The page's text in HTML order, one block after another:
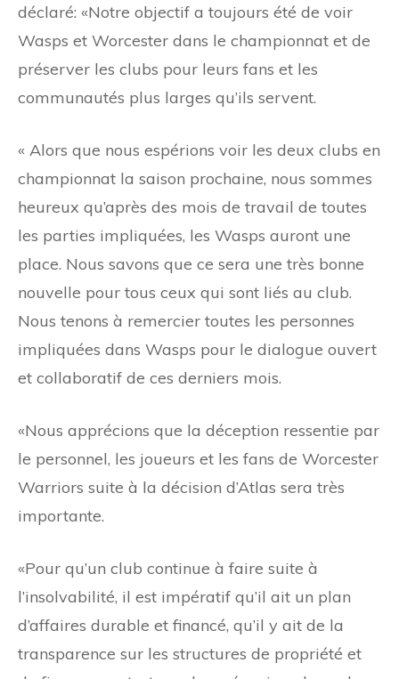
déclaré: «Notre objectif a toujours été de voir
Wasps et Worcester dans le championnat et de
préserver les clubs pour leurs fans et les
communautés plus larges qu’ils servent.
« Alors que nous espérions voir les deux clubs en
championnat la saison prochaine, nous sommes
heureux qu’après des mois de travail de toutes
les parties impliquées, les Wasps auront une
place. Nous savons que ce sera une très bonne
nouvelle pour tous ceux qui sont liés au club.
Nous tenons à remercier toutes les personnes
impliquées dans Wasps pour le dialogue ouvert
et collaboratif de ces derniers mois.
«Nous apprécions que la déception ressentie par
le personnel, les joueurs et les fans de Worcester
Warriors suite à la décision d’Atlas sera très
importante.
«Pour qu’un club continue à faire suite à
l’insolvabilité, il est impératif qu’il ait un plan
d’affaires durable et financé, qu’il y ait de la
transparence sur les structures de propriété et